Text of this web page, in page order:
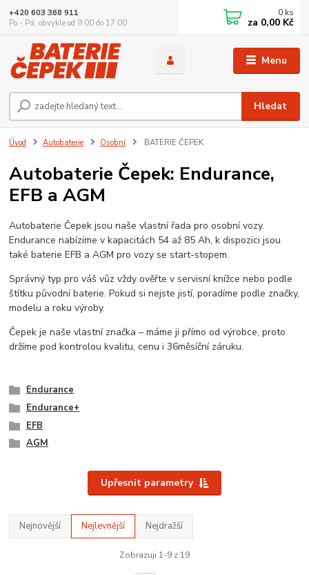
Menu
Hledat
+420 603 368 911
Po - Pá, obvykle od 9:00 do 17:00
0 ks
za 0,00 Kč
Úvod Autobaterie Osobní BATERIE ČEPEK
Autobaterie Čepek: Endurance,
EFB a AGM
Autobaterie Čepek jsou naše vlastní řada pro osobní vozy.
Endurance nabízíme v kapacitách 54 až 85 Ah, k dispozici jsou
také baterie EFB a AGM pro vozy se start-stopem.
Správný typ pro váš vůz vždy ověřte v servisní knížce nebo podle
štítku původní baterie. Pokud si nejste jistí, poradíme podle značky,
modelu a roku výroby.
Čepek je naše vlastní značka – máme ji přímo od výrobce, proto
držíme pod kontrolou kvalitu, cenu i 36měsíční záruku.
Endurance
Endurance+
EFB
AGM
Upřesnit parametry
Nejnovější Nejlevnější Nejdražší
Zobrazuji 1-9 z 19